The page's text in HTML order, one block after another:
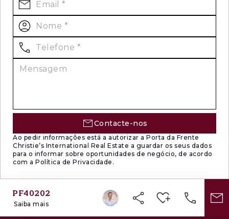
Contacte-nos
Ao pedir informações está a autorizar a Porta da Frente
Christie’s International Real Estate a guardar os seus dados
para o informar sobre oportunidades de negócio, de acordo
com a Política de Privacidade.
PF40202
Saiba mais